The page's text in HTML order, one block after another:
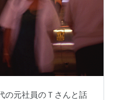
の元社員のＴさんと話